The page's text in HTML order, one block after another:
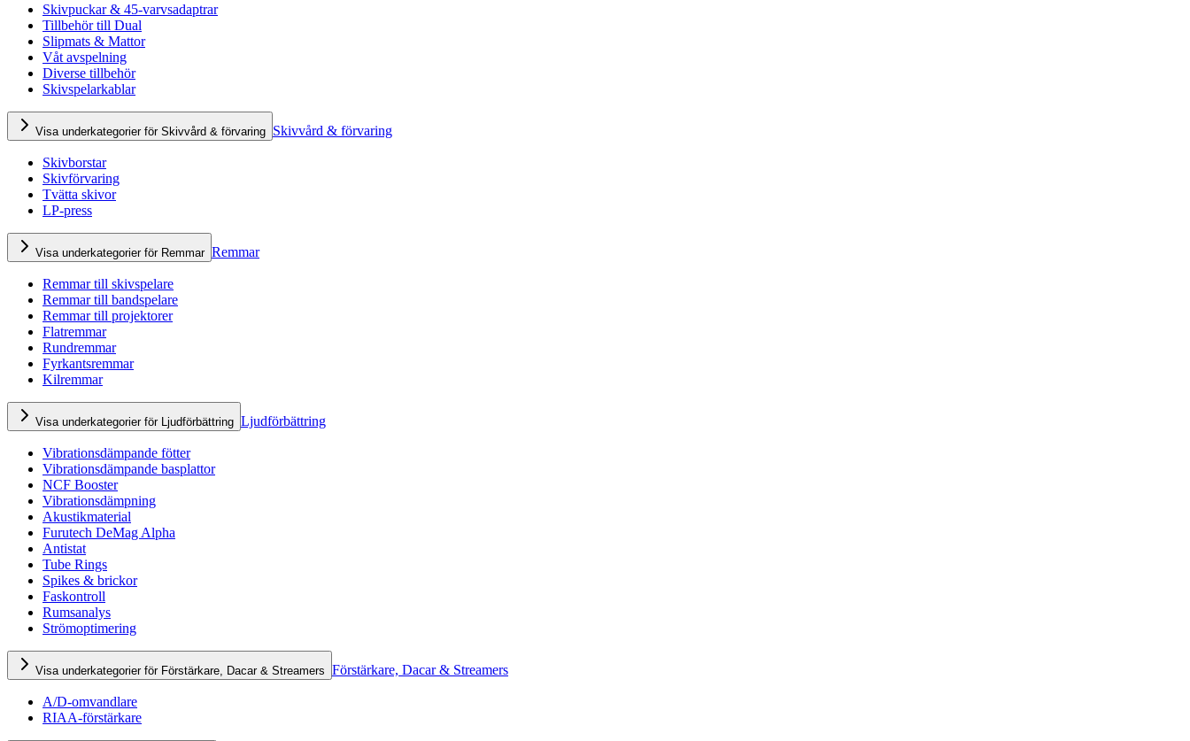
Skivpuckar & 45-varvsadaptrar
Tillbehör till Dual
Slipmats & Mattor
Våt avspelning
Diverse tillbehör
Skivspelarkablar
Visa underkategorier för Skivvård & förvaring Skivvård & förvaring
Skivborstar
Skivförvaring
Tvätta skivor
LP-press
Visa underkategorier för Remmar Remmar
Remmar till skivspelare
Remmar till bandspelare
Remmar till projektorer
Flatremmar
Rundremmar
Fyrkantsremmar
Kilremmar
Visa underkategorier för Ljudförbättring Ljudförbättring
Vibrationsdämpande fötter
Vibrationsdämpande basplattor
NCF Booster
Vibrationsdämpning
Akustikmaterial
Furutech DeMag Alpha
Antistat
Tube Rings
Spikes & brickor
Faskontroll
Rumsanalys
Strömoptimering
Visa underkategorier för Förstärkare, Dacar & Streamers Förstärkare, Dacar & Streamers
A/D-omvandlare
RIAA-förstärkare